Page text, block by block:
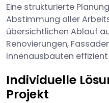
Eine strukturierte
Abstimmung aller
übersichtlichen Ablauf
Renovierungen,
Innenausbauten
Individuelle
Projekt